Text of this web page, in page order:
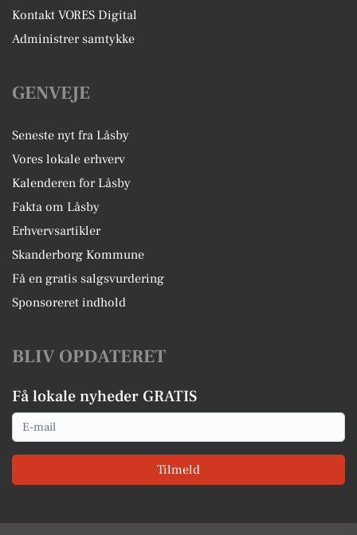
Kontakt VORES Digital
Administrer samtykke
GENVEJE
Seneste nyt fra Låsby
Vores lokale erhverv
Kalenderen for Låsby
Fakta om Låsby
Erhvervsartikler
Skanderborg Kommune
Få en gratis salgsvurdering
Sponsoreret indhold
BLIV OPDATERET
Få lokale nyheder GRATIS
Email
Tilmeld